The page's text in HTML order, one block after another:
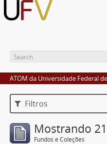
ATOM da Universidade Federal
Filtros
Mostrando
Fundos e Coleções